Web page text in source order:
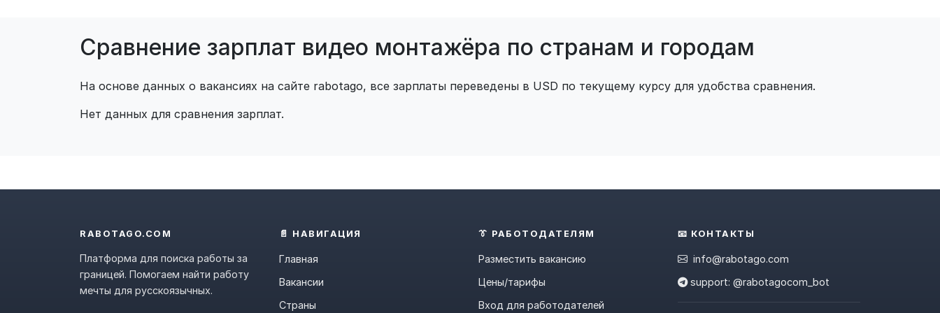
Сравнение зарплат видео монтажёра по странам и городам
На основе данных о вакансиях на сайте rabotago, все зарплаты переведены в USD по текущему курсу для удобства сравнения.
Нет данных для сравнения зарплат.
RABOTAGO.COM
Платформа для поиска работы за
границей. Помогаем найти работу
мечты для русскоязычных.
📄 НАВИГАЦИЯ
Главная
Вакансии
Страны
👔 РАБОТОДАТЕЛЯМ
Разместить вакансию
Цены/тарифы
Вход для работодателей
📧 КОНТАКТЫ
info@rabotago.com
support: @rabotagocom_bot